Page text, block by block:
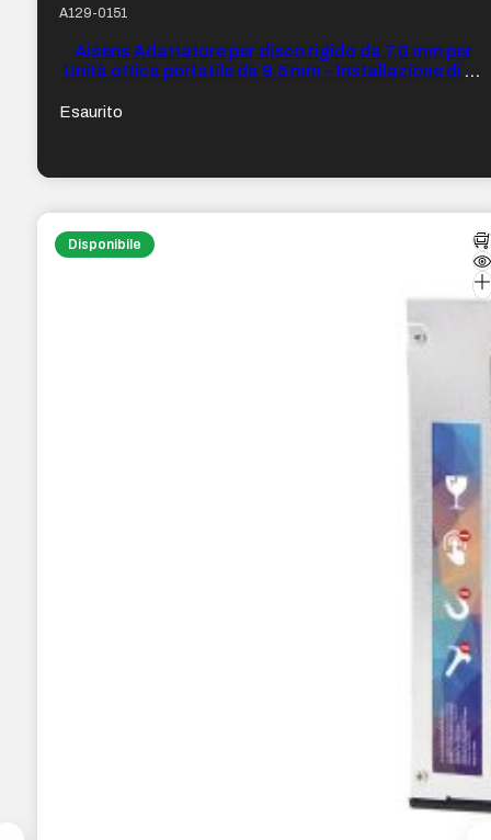
A129-0151
Aisens Adattatore per disco rigido da 7,0 mm per
Unità ottica portatile da 9,5 mm – Installazione di un
Esaurito
Disponibile